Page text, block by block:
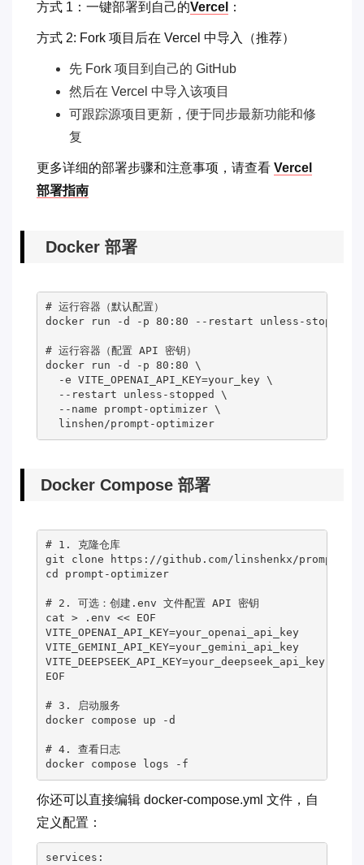
方式 1：一键部署到自己的Vercel ：
方式 2: Fork 项目后在 Vercel 中导入（推荐）
先 Fork 项目到自己的 GitHub
然后在 Vercel 中导入该项目
可跟踪源项目更新，便于同步最新功能和修
复
更多详细的部署步骤和注意事项，请查看 Vercel
部署指南
Docker 部署
# 运行容器（默认配置）
docker run -d -p 80:80 --restart unless-stopped
# 运行容器（配置 API 密钥）
docker run -d -p 80:80 \
  -e VITE_OPENAI_API_KEY=your_key \
  --restart unless-stopped \
  --name prompt-optimizer \
  linshen/prompt-optimizer
Docker Compose 部署
# 1. 克隆仓库
cd prompt-optimizer
# 2. 可选：创建.env 文件配置 API 密钥
cat > .env <<
EOF
VITE_OPENAI_API_KEY=your_openai_api_key
VITE_GEMINI_API_KEY=your_gemini_api_key
VITE_DEEPSEEK_API_KEY=your_deepseek_api_key
EOF
# 3. 启动服务
docker compose up -d
# 4. 查看日志
docker compose logs -f
你还可以直接编辑 docker-compose.yml 文件，自
定义配置：
services :